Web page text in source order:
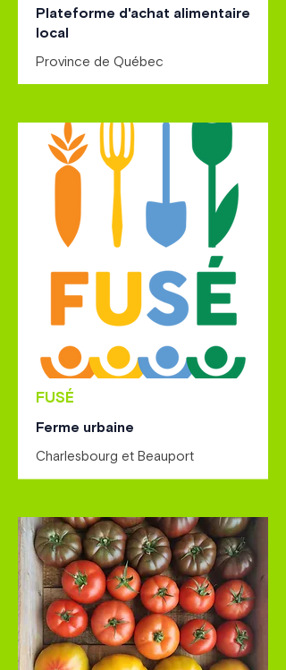
Plateforme d'achat alimentaire
local
Province de Québec
FUSÉ
Ferme urbaine
Charlesbourg et Beauport